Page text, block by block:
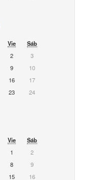
Vie
Sáb
2
3
9
10
16
17
23
24
Vie
Sáb
1
2
8
9
15 16